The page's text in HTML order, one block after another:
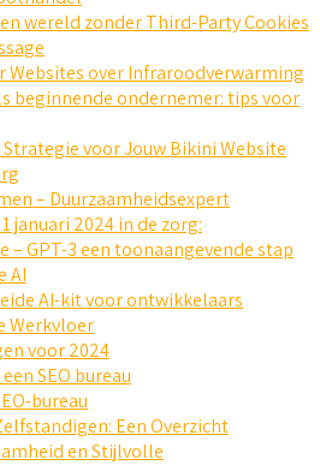
wereld zonder Third-Party Cookies
Websites over Infraroodverwarming
beginnende ondernemer: tips voor
voor Jouw Bikini Website
– Duurzaamheidsexpert
januari 2024 in de zorg:
GPT-3 een toonaangevende stap
AI
AI-kit voor ontwikkelaars
Werkvloer
voor 2024
SEO bureau
bureau
Een Overzicht
en Stijlvolle